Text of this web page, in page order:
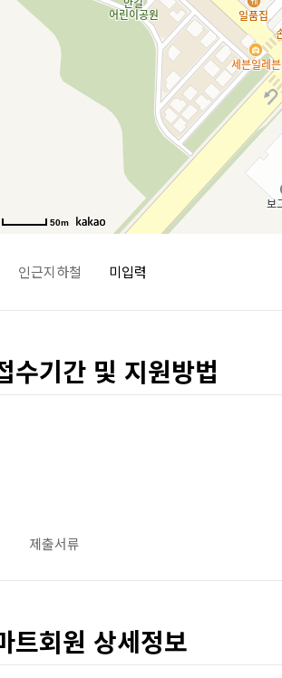
50m
인근지하철 미입력
수기간 및 지원방법
제출서류
트회원 상세정보